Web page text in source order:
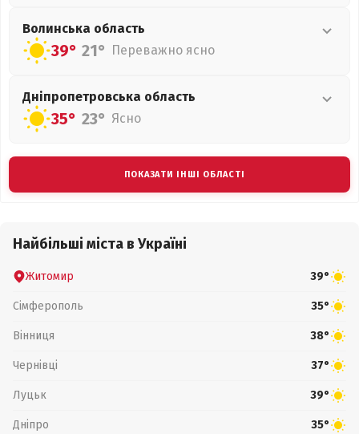
Волинська область
39° 21° Переважно ясно
Дніпропетровська область
35° 23° Ясно
ПОКАЗАТИ ІНШІ ОБЛАСТІ
Найбільші міста в Україні
Житомир 39°
Сімферополь 35°
Вінниця 38°
Чернівці 37°
Луцьк 39°
Дніпро 35°